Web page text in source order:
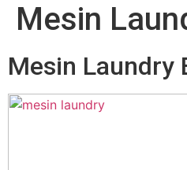
Mesin
Mesin Laundry